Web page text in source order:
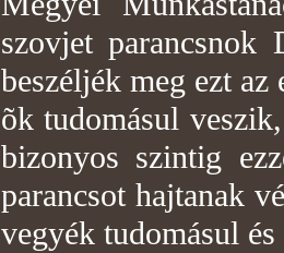
szovjet parancsnok
beszéljék meg ezt
õk tudomásul
bizonyos szintig
parancsot hajtanak
vegyék tudomásul